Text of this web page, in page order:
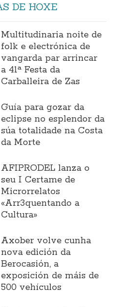
DE HOXE
Multitudinaria noite de
folk e electrónica de
vangarda par arrincar
a 41ª Festa da
Carballeira de Zas
Guía para gozar da
eclipse no esplendor da
súa totalidade na Costa
da Morte
AFIPRODEL lanza o
seu I Certame de
Microrrelatos
«Arr3quentando a
Cultura»
Axober volve cunha
nova edición da
Berocasión, a
exposición de máis de
500 vehículos